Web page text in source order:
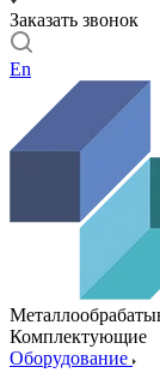
Заказать звонок
En
Комплектующие
Оборудование